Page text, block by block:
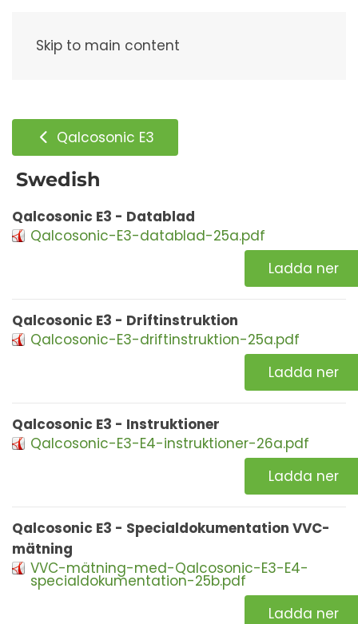
Skip to main content
Qalcosonic E3
Swedish
Qalcosonic E3 - Datablad
Qalcosonic-E3-datablad-25a.pdf
Ladda ner
Qalcosonic E3 - Driftinstruktion
Qalcosonic-E3-driftinstruktion-25a.pdf
Ladda ner
Qalcosonic E3 - Instruktioner
Qalcosonic-E3-E4-instruktioner-26a.pdf
Ladda ner
Qalcosonic E3 - Specialdokumentation VVC-
mätning
VVC-mätning-med-Qalcosonic-E3-E4-
specialdokumentation-25b.pdf
Ladda ner